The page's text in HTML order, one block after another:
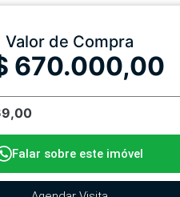
Valor de Compra
670.000,00
Falar sobre este imóvel